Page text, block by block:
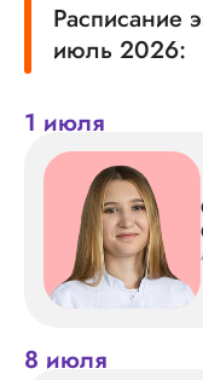
Расписание
июль 2026:
1 июля
8 июля